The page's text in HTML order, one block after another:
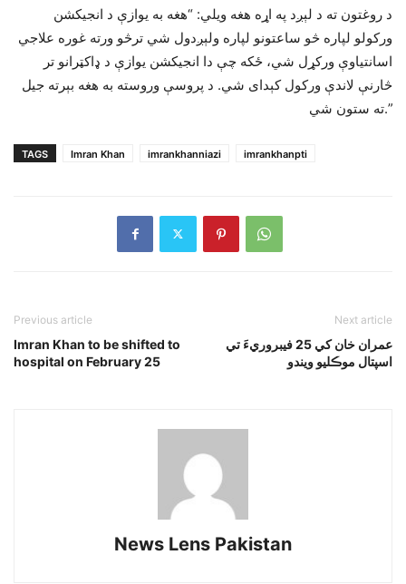
د روغتون ته د لېږد په اړه هغه ویلي: “هغه به یوازې د انجیکشن
ورکولو لپاره څو ساعتونو لپاره ولېږدول شي ترڅو ورته غوره علاجي
اسانتیاوې ورکړل شي، ځکه چې دا انجیکشن یوازې د ډاکټرانو تر
څارنې لاندې ورکول کېدای شي. د پروسې وروسته به هغه بېرته جیل
ته ستون شي.”
TAGS Imran Khan imrankhanniazi imrankhanpti
Previous article
Imran Khan to be shifted to
hospital on February 25
Next article
عمران خان کي 25 فيبروريءَ تي
اسپتال موڪليو ويندو
News Lens Pakistan